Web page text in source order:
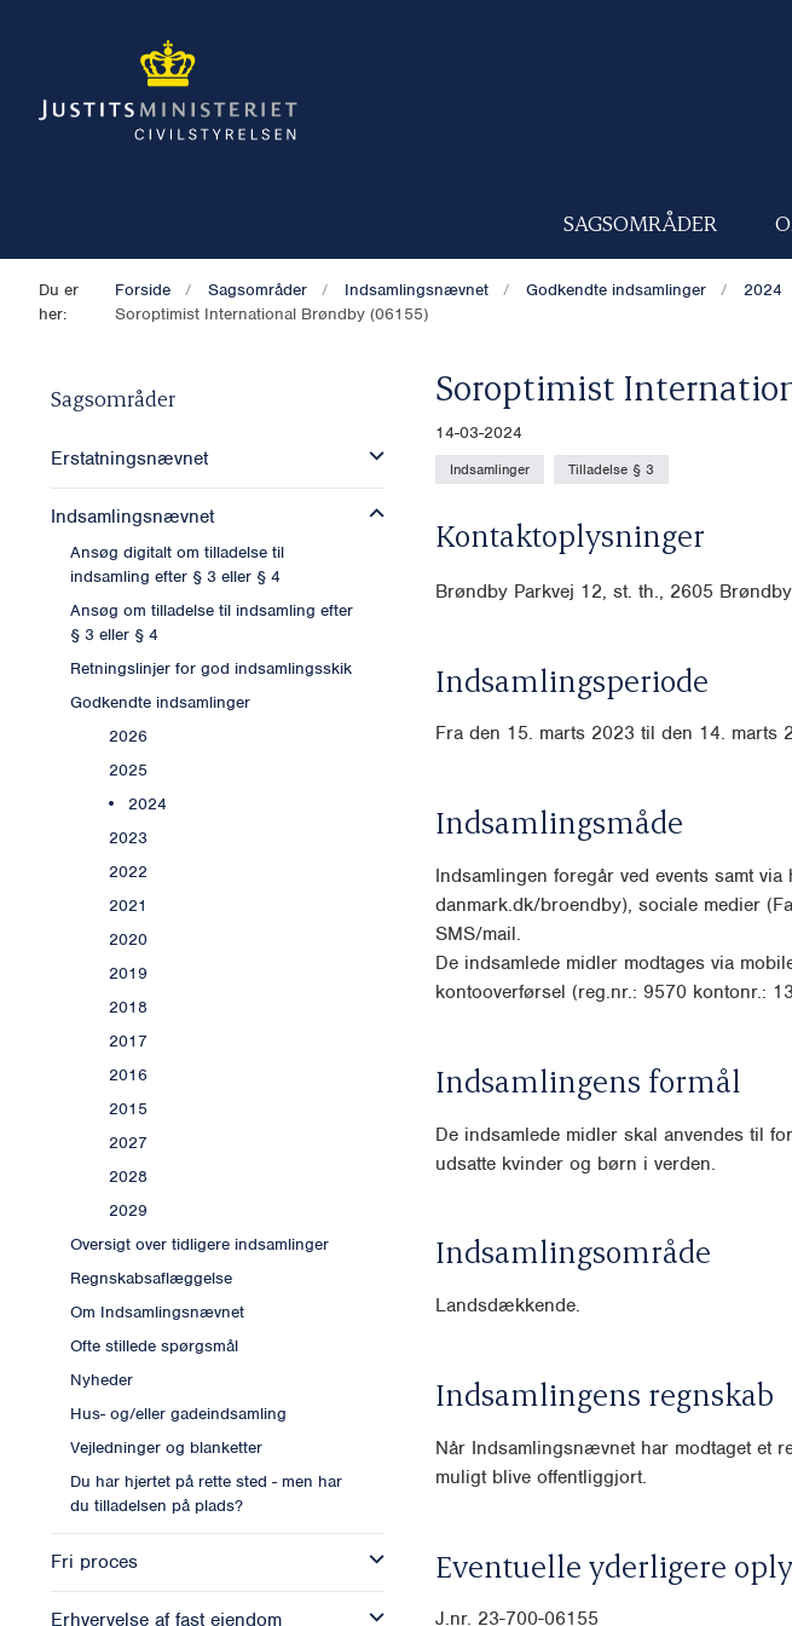
SAGSOMRÅDER
Du er
her:
Forside Sagsområder Indsamlingsnævnet Godkendte indsamlinger
2024
Soroptimist International Brøndby (06155)
Sagsområder
Erstatningsnævnet
Indsamlingsnævnet
Ansøg digitalt om tilladelse til
indsamling efter § 3 eller § 4
Ansøg om tilladelse til indsamling efter
§ 3 eller § 4
Retningslinjer for god indsamlingsskik
Godkendte indsamlinger
2026
2025
2024
2023
2022
2021
2020
2019
2018
2017
2016
2015
2027
2028
2029
Oversigt over tidligere indsamlinger
Regnskabsaflæggelse
Om Indsamlingsnævnet
Ofte stillede spørgsmål
Nyheder
Hus- og/eller gadeindsamling
Vejledninger og blanketter
Du har hjertet på rette sted - men har
du tilladelsen på plads?
Fri proces
Erhvervelse af fast ejendom
Soroptimist
14-03-2024
Indsamlinger Tilladelse § 3
Kontaktoplysninger
Brøndby Parkvej 12, st. th., 2605
Indsamlingsperiode
Fra den 15. marts 2023 til den 14. marts
Indsamlingsmåde
Indsamlingen foregår ved events samt
danmark.dk/broendby), sociale medier
SMS/mail.
De indsamlede midler modtages via
kontooverførsel (reg.nr.: 9570 kontonr.:
Indsamlingens formål
De indsamlede midler skal anvendes til
udsatte kvinder og børn i verden.
Indsamlingsområde
Landsdækkende.
Indsamlingens regnskab
Når Indsamlingsnævnet har modtaget et
muligt blive offentliggjort.
Eventuelle yderligere
J.nr. 23-700-06155